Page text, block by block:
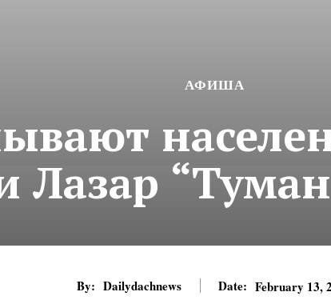
АФИША
Лазар
By: Dailydachnews Date: February 13,